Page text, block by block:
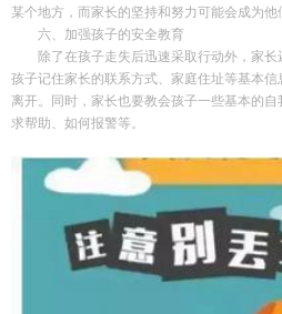
某个地方，而家长的坚持和努力可能会成为他
六、加强孩子的安全教育
除了在孩子走失后迅速采取行动外，家长
孩子记住家长的联系方式、家庭住址等基本
离开。同时，家长也要教会孩子一些基本的
求帮助、如何报警等。